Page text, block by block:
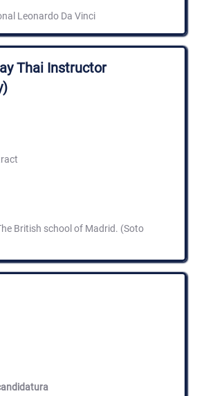
Leonardo Da Vinci
Thai Instructor
British school of Madrid. (Soto